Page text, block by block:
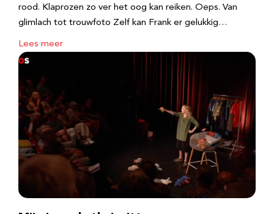
rood. Klaprozen zo ver het oog kan reiken. Oeps. Van
glimlach tot trouwfoto Zelf kan Frank er gelukkig…
Lees meer